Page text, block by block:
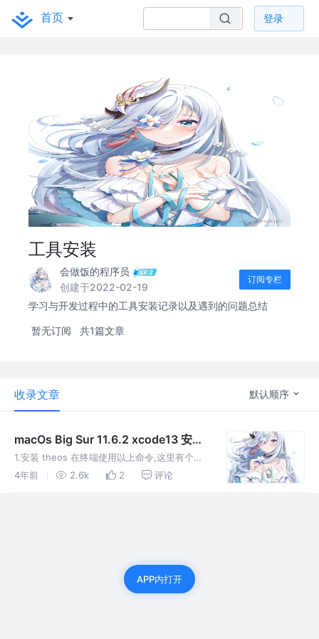
首页 登录
工具安装
会做饭的程序员
创建于2022-02-19
订阅专栏
学习与开发过程中的工具安装记录以及遇到的问题总结
暂无订阅 共1篇文章
收录文章 默认顺序
macOs Big Sur 11.6.2 xcode13 安装
MonkeyDev 整个过程以及遇到问题的
记录
1.安装 theos 在终端使用以上命令,这里有个问
题要注意,使用上面这个命令安装theos的时候报
4年前 2.6k 2 评论
APP内打开